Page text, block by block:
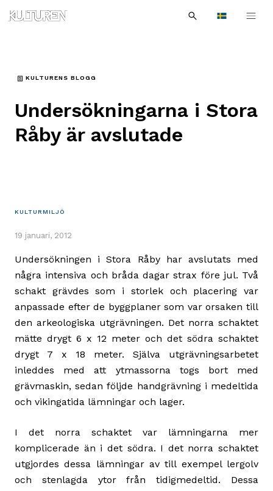
navigationen
innehållet
Languages
efter:
Sök
KULTURENS BLOGG
Undersökningarna i Stora
Råby är avslutade
KULTURMILJÖ
19 januari, 2012
Undersökningen i Stora Råby har avslutats med
några intensiva och bråda dagar strax före jul. Två
schakt grävdes som i storlek och placering var
anpassade efter de byggplaner som var orsaken till
den arkeologiska utgrävningen. Det norra schaktet
mätte drygt 6 x 12 meter och det södra schaktet
drygt 7 x 18 meter. Själva utgrävningsarbetet
inleddes med att ytmassorna togs bort med
grävmaskin, sedan följde handgrävning i medeltida
och vikingatida lämningar och lager.
I det norra schaktet var lämningarna mer
komplicerade än i det södra. I det norra schaktet
utgjordes dessa lämningar av till exempel lergolv
och stenlagda ytor från tidigmedeltid. Dessa